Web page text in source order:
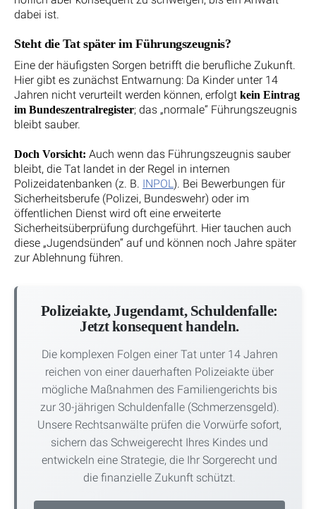
dabei ist.
Steht die Tat später im Führungszeugnis?
Eine der häufigsten Sorgen betrifft die berufliche Zukunft.
Hier gibt es zunächst Entwarnung: Da Kinder unter 14
Jahren nicht verurteilt werden können, erfolgt kein Eintrag
im Bundeszentralregister; das „normale“ Führungszeugnis
bleibt sauber.
Doch Vorsicht: Auch wenn das Führungszeugnis sauber
bleibt, die Tat landet in der Regel in internen
Polizeidatenbanken (z. B. INPOL). Bei Bewerbungen für
Sicherheitsberufe (Polizei, Bundeswehr) oder im
öffentlichen Dienst wird oft eine erweiterte
Sicherheitsüberprüfung durchgeführt. Hier tauchen auch
diese „Jugendsünden“ auf und können noch Jahre später
zur Ablehnung führen.
Polizeiakte, Jugendamt, Schuldenfalle:
Jetzt konsequent handeln.
Die komplexen Folgen einer Tat unter 14 Jahren
reichen von einer dauerhaften Polizeiakte über
mögliche Maßnahmen des Familiengerichts bis
zur 30-jährigen Schuldenfalle (Schmerzensgeld).
Unsere Rechtsanwälte prüfen die Vorwürfe sofort,
sichern das Schweigerecht Ihres Kindes und
entwickeln eine Strategie, die Ihr Sorgerecht und
die finanzielle Zukunft schützt.